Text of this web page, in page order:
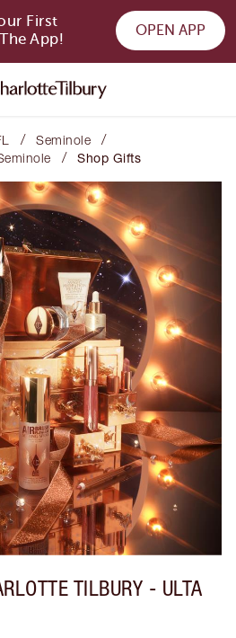
First
App!
OPEN APP
/ Seminole /
/ Shop Gifts
TILBURY - ULTA